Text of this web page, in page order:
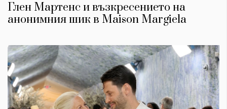
Глен Мартенс и възкресението на
анонимния шик в Maison Margiela